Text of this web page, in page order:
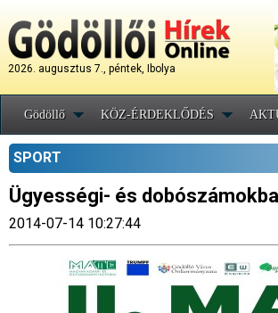
2026. augusztus 7., péntek, Ibolya
Gödöllő KÖZ-ÉRDEKLŐDÉS
SPORT
Ügyességi- és
2014-07-14 10:27:44